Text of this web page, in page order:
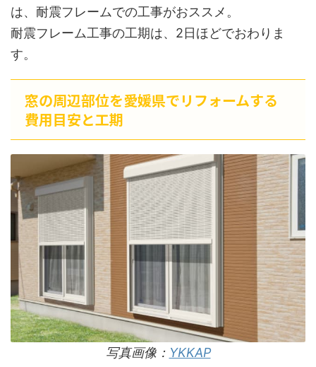
は、耐震フレームでの工事がおススメ。
耐震フレーム工事の工期は、2日ほどでおわりま
す。
窓の周辺部位を愛媛県でリフォームする
費用目安と工期
写真画像： YKKAP